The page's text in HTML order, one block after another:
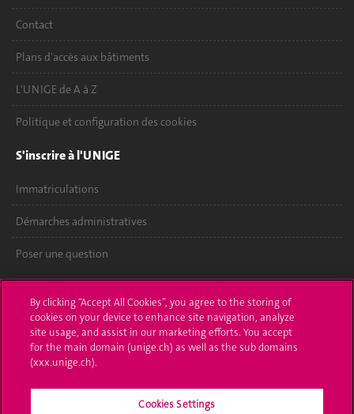
Contact
Plans d'accès aux bâtiments
L'UNIGE de A à Z
Politique et configuration des cookies
S'inscrire à l'UNIGE
Immatriculations
Démarches administratives
Poser une question
UNIGE Mobile
Médias
Offres d'emploi
By clicking “Accept All Cookies”, you agree to the storing of
cookies on your device to enhance site navigation, analyze
site usage, and assist in our marketing efforts. You accept
for the main domain (unige.ch) as well as the sub domains
(xxx.unige.ch).
Cookies Settings